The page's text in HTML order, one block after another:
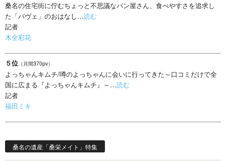
桑名の住宅街に佇むちょっと不思議なパン屋さん、食べやすさを追求し
た「パヴェ」のおはなし…読む
記者
木全彩花
５位 （月間370pv）
よっちゃんキムチ/噂のよっちゃんに会いに行ってきた～口コミだけで全
国に広まる『よっちゃんキムチ』～…読む
記者
福田ミキ
桑名の遺産「桑栄メイト」特集